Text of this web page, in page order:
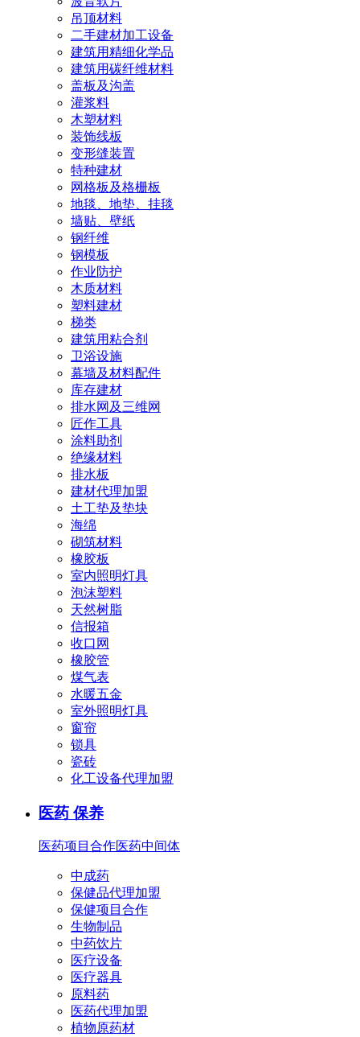
吊顶材料
二手建材加工设备
建筑用精细化学品
建筑用碳纤维材料
盖板及沟盖
灌浆料
木塑材料
装饰线板
变形缝装置
特种建材
网格板及格栅板
地毯、地垫、挂毯
墙贴、壁纸
钢纤维
钢模板
作业防护
木质材料
塑料建材
梯类
建筑用粘合剂
卫浴设施
幕墙及材料配件
库存建材
排水网及三维网
匠作工具
涂料助剂
绝缘材料
排水板
建材代理加盟
土工垫及垫块
海绵
砌筑材料
橡胶板
室内照明灯具
泡沫塑料
天然树脂
信报箱
收口网
橡胶管
煤气表
水暖五金
室外照明灯具
窗帘
锁具
瓷砖
化工设备代理加盟
医药 保养
医药项目合作医药中间体
中成药
保健品代理加盟
保健项目合作
生物制品
中药饮片
医疗设备
医疗器具
原料药
医药代理加盟
植物原药材